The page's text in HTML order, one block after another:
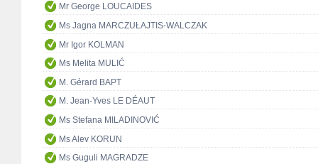
Mr George LOUCAIDES
Ms Jagna MARCZUŁAJTIS-WALCZAK
Mr Igor KOLMAN
Ms Melita MULIĆ
M. Gérard BAPT
M. Jean-Yves LE DÉAUT
Ms Stefana MILADINOVIĆ
Ms Alev KORUN
Ms Guguli MAGRADZE